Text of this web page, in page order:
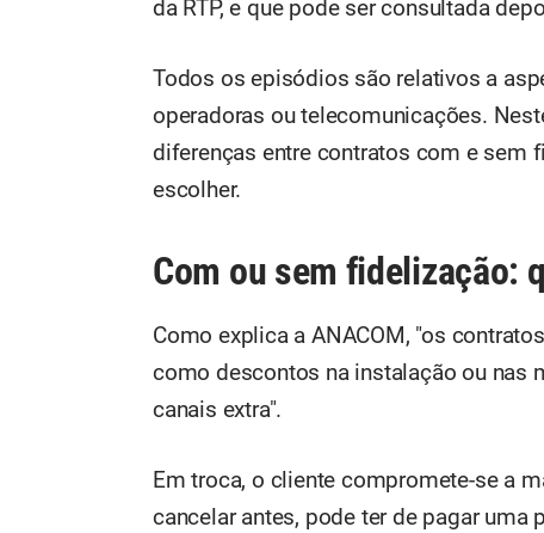
da RTP, e que pode ser consultada
Todos os episódios são relativos a
operadoras ou telecomunicações.
diferenças entre contratos com e sem
escolher.
Com ou sem fidelização:
Como explica a ANACOM, "os
como descontos na instalação ou nas
canais extra".
Em troca, o cliente compromete-se a
cancelar antes, pode ter de pagar uma